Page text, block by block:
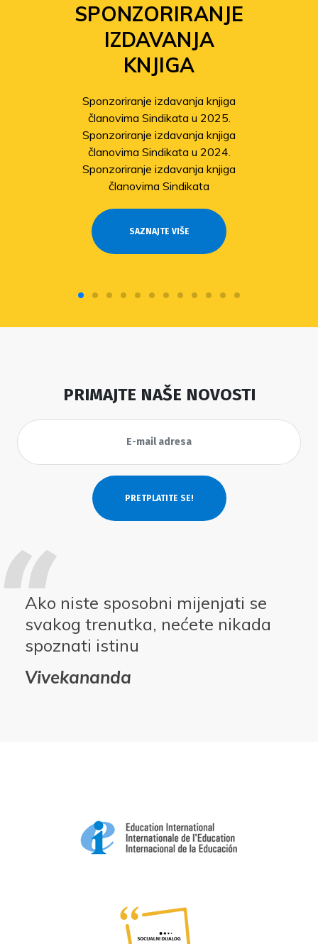
SPONZORIRANJE
IZDAVANJA
KNJIGA
Sponzoriranje izdavanja knjiga
članovima Sindikata u 2025.
Sponzoriranje izdavanja knjiga
članovima Sindikata u 2024.
Sponzoriranje izdavanja knjiga
članovima Sindikata
SAZNAJTE VIŠE
PRIMAJTE NAŠE NOVOSTI
Ako niste sposobni mijenjati se
svakog trenutka, nećete nikada
spoznati istinu
Vivekananda